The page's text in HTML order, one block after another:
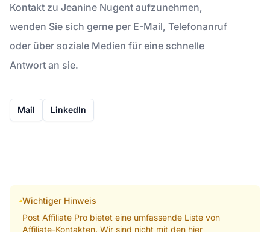
Kontakt zu Jeanine Nugent aufzunehmen,
wenden Sie sich gerne per E-Mail, Telefonanruf
oder über soziale Medien für eine schnelle
Antwort an sie.
Mail LinkedIn
Wichtiger Hinweis
Post Affiliate Pro bietet eine umfassende Liste von
Affiliate-Kontakten. Wir sind nicht mit den hier